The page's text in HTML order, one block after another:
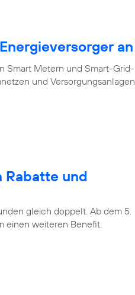
an
Smart Metern und Smart-Grid-
und Versorgungsanlagen
Rabatte und
gleich doppelt. Ab dem 5.
einen weiteren Benefit.